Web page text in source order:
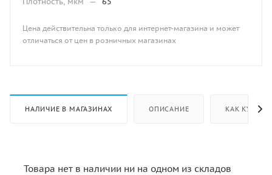
Цена действительна только для интернет-магазина и может
отличаться от цен в розничных магазинах
НАЛИЧИЕ В МАГАЗИНАХ ОПИСАНИЕ КАК КУПИТЬ
Товара нет в наличии ни на одном из складов